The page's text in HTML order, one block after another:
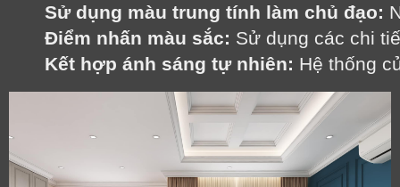
Sử dụng màu trung tính làm chủ đạo:
Điểm nhấn màu sắc: Sử dụng các chi
Kết hợp ánh sáng tự nhiên: Hệ thống